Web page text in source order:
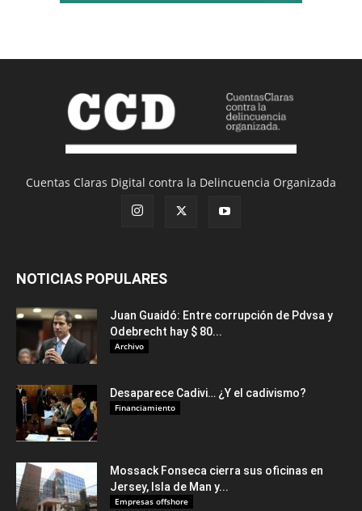
Cuentas Claras Digital contra la Delincuencia Organizada
NOTICIAS POPULARES
Juan Guaidó: Entre corrupción de Pdvsa y
Odebrecht hay $ 80...
Archivo
Desaparece Cadivi… ¿Y el cadivismo?
Financiamiento
Mossack Fonseca cierra sus oficinas en
Jersey, Isla de Man y...
Empresas offshore